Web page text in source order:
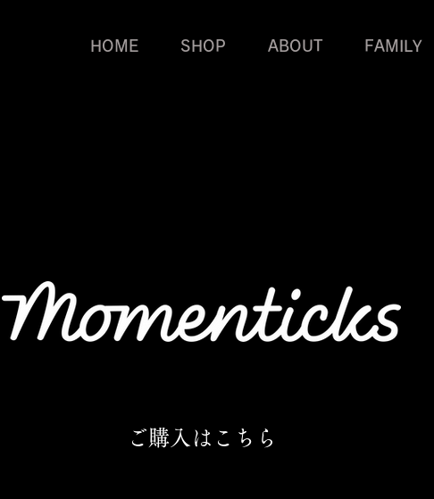
HOME SHOP ABOUT FAMILY
ご購入はこちら